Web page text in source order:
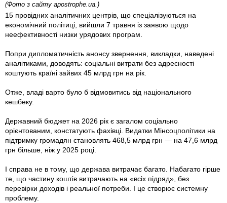
(Фото з сайту apostrophe.ua.)
15 провідних аналітичних центрів, що спеціалізуються на
економічний політиці, вийшли 7 травня із заявою щодо
неефективності низки урядових програм.
Попри дипломатичність анонсу звернення, викладки, наведені
аналітиками, доводять: соціальні витрати без адресності
коштують країні зайвих 45 млрд грн на рік.
Отже, владі варто було б відмовитись від національного
кешбеку.
Державний бюджет на 2026 рік є загалом соціально
орієнтованим, констатують фахівці. Видатки Мінсоцполітики на
підтримку громадян становлять 468,5 млрд грн — на 47,6 млрд
грн більше, ніж у 2025 році.
І справа не в тому, що держава витрачає багато. Набагато гірше
те, що частину коштів витрачають на «всіх підряд», без
перевірки доходів і реальної потреби. І це створює системну
проблему.